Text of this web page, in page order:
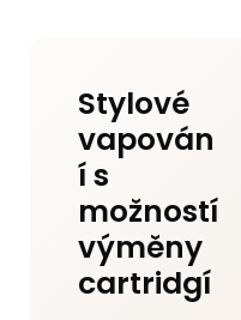
Stylové
vapován
í s
možností
výměny
cartridgí